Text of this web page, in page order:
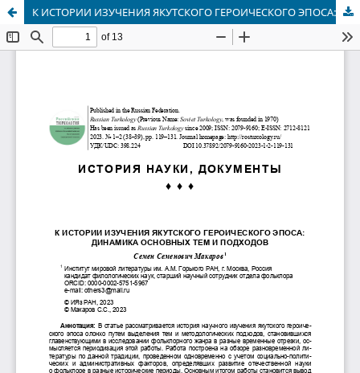
К ИСТОРИИ ИЗУЧЕНИЯ ЯКУТСКОГО ГЕРОИЧЕСКОГО ЭПОСА: ДИНАМИКА ОСНОВНЫХ ТЕМ И ПОДХОДОВ